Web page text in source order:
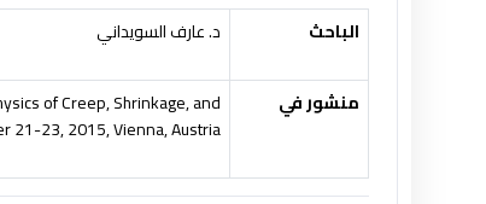
الباحث د. عارف السويداني
منشور في
of Creep, Shrinkage, and
21-23, 2015, Vienna, Austria.